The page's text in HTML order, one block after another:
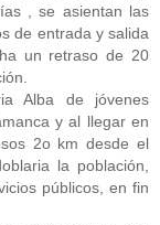
, se asientan las
de entrada y salida
un retraso de 20
Alba de jóvenes
y al llegar en
2o km desde el
la población,
públicos, en fin